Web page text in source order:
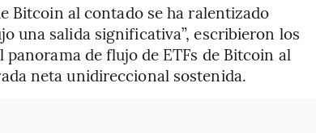
Bitcoin al contado se ha ralentizado
una salida significativa”, escribieron los
de flujo de ETFs de Bitcoin al
neta unidireccional sostenida.